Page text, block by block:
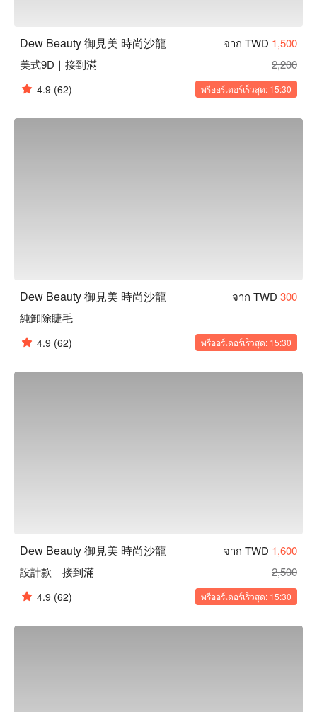
Dew Beauty 御見美 時尚沙龍 จาก TWD 1,500
美式9D｜接到滿
2,200
4.9 (62) พรีออร์เดอร์เร็วสุด: 15:30
Dew Beauty 御見美 時尚沙龍 จาก TWD 300
純卸除睫毛
4.9 (62) พรีออร์เดอร์เร็วสุด: 15:30
Dew Beauty 御見美 時尚沙龍 จาก TWD 1,600
設計款｜接到滿
2,500
4.9 (62) พรีออร์เดอร์เร็วสุด: 15:30